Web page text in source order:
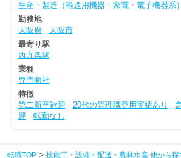
生産・製造（輸送用機器・家電・電子機器系）
勤務地
大阪府
大阪市
最寄り駅
西九条駅
業種
専門商社
特徴
第二新卒歓迎
20代の管理職登用実績あり
迎
転勤なし
転職TOP 技能工・設備・配送・農林水産 他から探